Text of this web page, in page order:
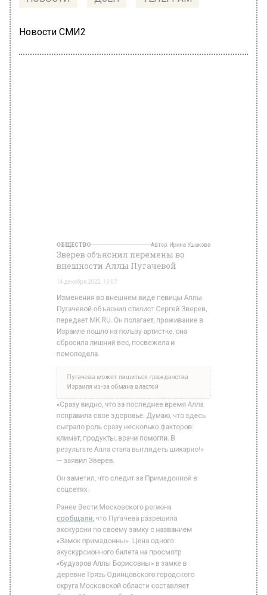
Новости СМИ2
Израиле пошло на пользу артистке, она
сбросила лишний вес, посвежела и
Пугачева может лишиться гражданства
Израиля из-за обмана властей
«Сразу видно, что за последнее время Алла
поправила свое здоровье. Думаю, что здесь
сыграло роль сразу несколько факторов:
климат, продукты, врачи помогли. В
результате Алла стала выглядеть шикарно!»
— заявил Зверев.
Он заметил, что следит за Примадонной в
соцсетях.
Ранее Вести Московского региона
сообщали , что Пугачева разрешила
экскурсии по своему замку с названием
«Замок примадонны». Цена одного
экускурсионного билета на просмотр
«будуаров Аллы Борисовны» в замке в
деревне Грязь Одинцовского городского